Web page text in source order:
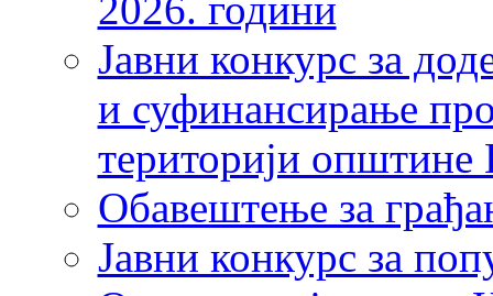
Јавни конкурс за
и суфинансирање
територији
Обавештење за
Јавни конкурс за